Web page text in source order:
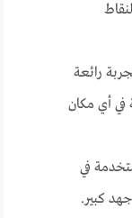
رائعة
في أي مكان
في
كبير.